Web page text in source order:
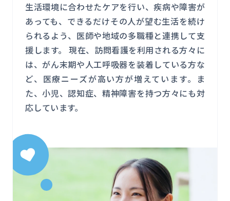
生活環境に合わせたケアを行い、疾病や障害が
あっても、できるだけその人が望む生活を続け
られるよう、医師や地域の多職種と連携して支
援します。 現在、訪問看護を利用される方々に
は、がん末期や人工呼吸器を装着している方な
ど、医療ニーズが高い方が増えています。ま
た、小児、認知症、精神障害を持つ方々にも対
応しています。